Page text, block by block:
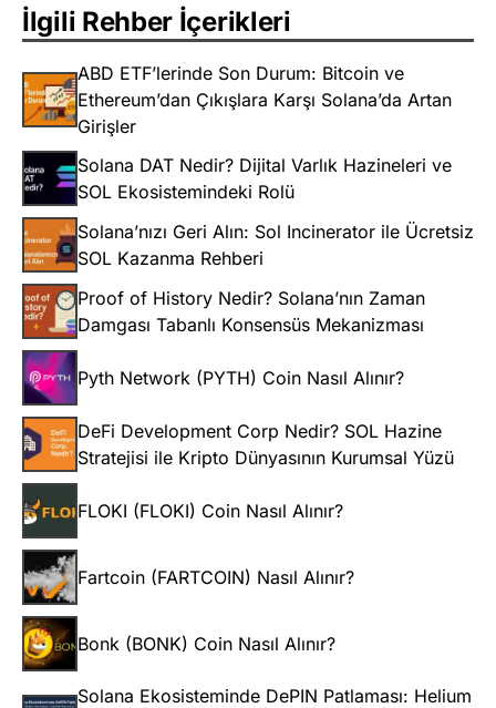
İlgili Rehber İçerikleri
ABD ETF’lerinde Son Durum: Bitcoin ve
Ethereum’dan Çıkışlara Karşı Solana’da Artan
Girişler
Solana DAT Nedir? Dijital Varlık Hazineleri ve
SOL Ekosistemindeki Rolü
Solana’nızı Geri Alın: Sol Incinerator ile Ücretsiz
SOL Kazanma Rehberi
Proof of History Nedir? Solana’nın Zaman
Damgası Tabanlı Konsensüs Mekanizması
Pyth Network (PYTH) Coin Nasıl Alınır?
DeFi Development Corp Nedir? SOL Hazine
Stratejisi ile Kripto Dünyasının Kurumsal Yüzü
FLOKI (FLOKI) Coin Nasıl Alınır?
Fartcoin (FARTCOIN) Nasıl Alınır?
Bonk (BONK) Coin Nasıl Alınır?
Solana Ekosisteminde DePIN Patlaması: Helium